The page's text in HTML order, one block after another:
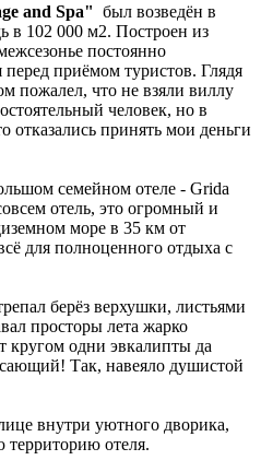
and Spa" был возведён в
в 102 000 м2. Построен из
постоянно
перед приёмом туристов. Глядя
пожалел, что не взяли виллу
человек, но в
отказались принять мои деньги
семейном отеле - Grida
отель, это огромный и
море в 35 км от
для полноценного отдыха с
берёз верхушки, листьями
просторы лета жарко
кругом одни эвкалипты да
Так, навеяло душистой
внутри уютного дворика,
территорию отеля.